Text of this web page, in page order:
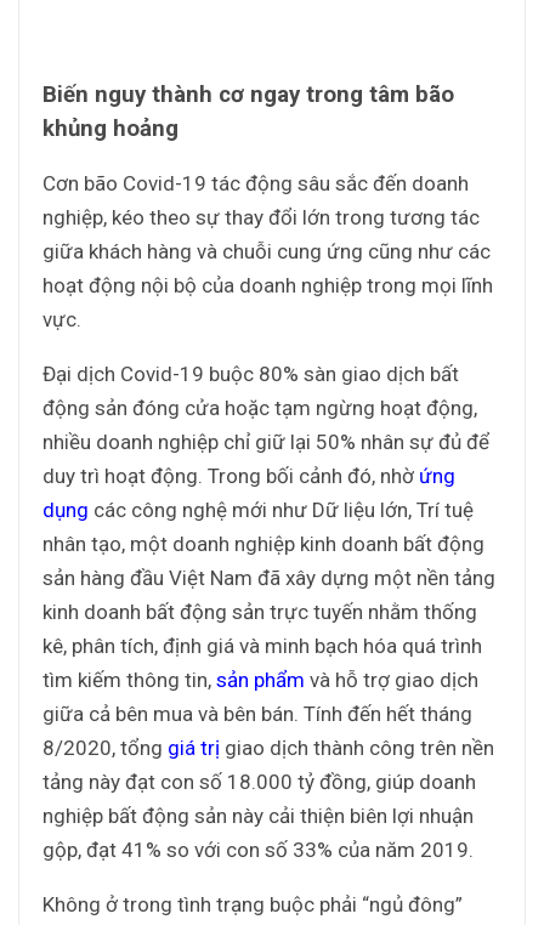
Biến nguy thành cơ ngay trong tâm bão
khủng hoảng
Cơn bão Covid-19 tác động sâu sắc đến doanh
nghiệp, kéo theo sự thay đổi lớn trong tương tác
giữa khách hàng và chuỗi cung ứng cũng như các
hoạt động nội bộ của doanh nghiệp trong mọi lĩnh
vực.
Đại dịch Covid-19 buộc 80% sàn giao dịch bất
động sản đóng cửa hoặc tạm ngừng hoạt động,
nhiều doanh nghiệp chỉ giữ lại 50% nhân sự đủ để
duy trì hoạt động. Trong bối cảnh đó, nhờ ứng
dụng các công nghệ mới như Dữ liệu lớn, Trí tuệ
nhân tạo, một doanh nghiệp kinh doanh bất động
sản hàng đầu Việt Nam đã xây dựng một nền tảng
kinh doanh bất động sản trực tuyến nhằm thống
kê, phân tích, định giá và minh bạch hóa quá trình
tìm kiếm thông tin, sản phẩm và hỗ trợ giao dịch
giữa cả bên mua và bên bán. Tính đến hết tháng
8/2020, tổng giá trị giao dịch thành công trên nền
tảng này đạt con số 18.000 tỷ đồng, giúp doanh
nghiệp bất động sản này cải thiện biên lợi nhuận
gộp, đạt 41% so với con số 33% của năm 2019.
Không ở trong tình trạng buộc phải “ngủ đông”